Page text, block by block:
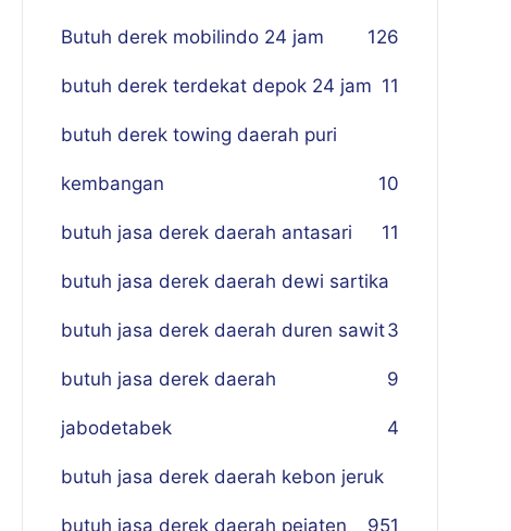
26
Butuh derek mobilindo 24 jam 1
butuh derek terdekat depok 24 jam 11
butuh derek towing daerah puri
kembangan 10
butuh jasa derek daerah antasari 11
butuh jasa derek daerah dewi sartika
3
butuh jasa derek daerah duren sawit
9
butuh jasa derek daerah
jabodetabek 4
butuh jasa derek daerah kebon jeruk
51
butuh jasa derek daerah pejaten 9